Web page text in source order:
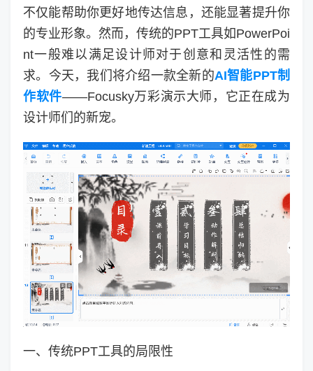
不仅能帮助你更好地传达信息，还能显著提升你
的专业形象。然而，传统的PPT工具如PowerPoi
nt一般难以满足设计师对于创意和灵活性的需
求。今天，我们将介绍一款全新的AI智能PPT制
作软件——Focusky万彩演示大师，它正在成为
设计师们的新宠。
一、传统PPT工具的局限性